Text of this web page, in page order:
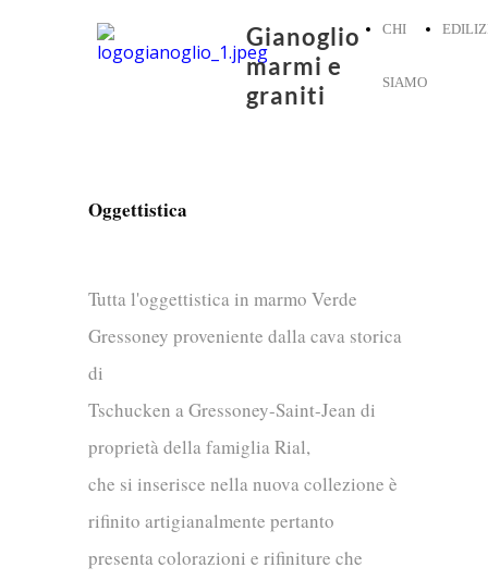
CHI
SIAMO
Gianoglio
marmi e
graniti
Oggettistica
Tutta l'oggettistica in marmo Verde
Gressoney proveniente dalla cava storica
di
Tschucken a Gressoney-Saint-Jean di
proprietà della famiglia Rial,
che si inserisce nella nuova collezione è
rifinito artigianalmente pertanto
presenta colorazioni e rifiniture che